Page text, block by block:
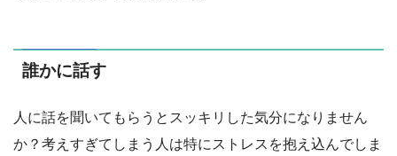
誰かに話す
人に話を聞いてもらうとスッキリした気分になりません
か？考えすぎてしまう人は特にストレスを抱え込んでしま